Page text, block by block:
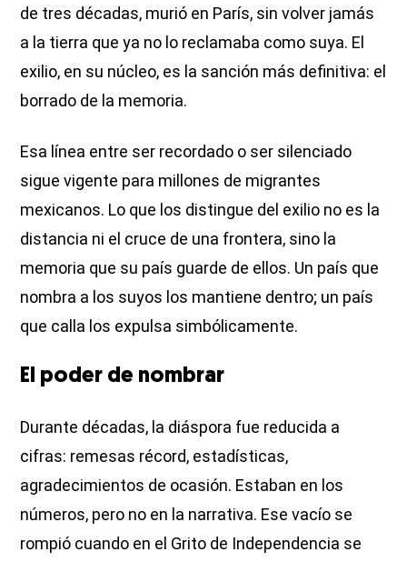
de tres décadas, murió en París, sin volver jamás
a la tierra que ya no lo reclamaba como suya. El
exilio, en su núcleo, es la sanción más definitiva: el
borrado de la memoria.
Esa línea entre ser recordado o ser silenciado
sigue vigente para millones de migrantes
mexicanos. Lo que los distingue del exilio no es la
distancia ni el cruce de una frontera, sino la
memoria que su país guarde de ellos. Un país que
nombra a los suyos los mantiene dentro; un país
que calla los expulsa simbólicamente.
El poder de nombrar
Durante décadas, la diáspora fue reducida a
cifras: remesas récord, estadísticas,
agradecimientos de ocasión. Estaban en los
números, pero no en la narrativa. Ese vacío se
rompió cuando en el Grito de Independencia se